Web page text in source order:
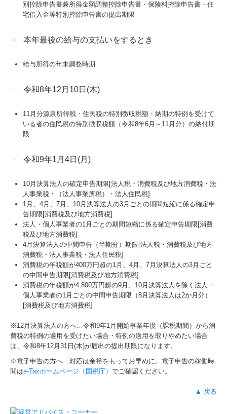
別控除申告書兼所得金額調整控除申告書・保険料控除申告書・住
宅借入金等特別控除申告書の提出期限
本年最後の給与の支払いをするとき
給与所得の年末調整時期
令和8年12月10日(木)
11月分源泉所得税・住民税の特別徴収税額・納期の特例を受けて
いる者の住民税の特別徴収税額（令和8年6月～11月分）の納付期
限
令和9年1月4日(月)
10月決算法人の確定申告期限[法人税・消費税及び地方消費税・法
人事業税・（法人事業所税）・法人住民税]
1月、4月、7月、10月決算法人の3月ごとの期間短縮に係る確定申
告期限[消費税及び地方消費税]
法人・個人事業者の1月ごとの期間短縮に係る確定申告期限[消費
税及び地方消費税]
4月決算法人の中間申告（半期分）期限[法人税・消費税及び地方
消費税・法人事業税・法人住民税]
消費税の年税額が400万円超の1月、4月、7月決算法人の3月ごと
の中間申告期限[消費税及び地方消費税]
消費税の年税額が4,800万円超の9月、10月決算法人を除く法人・
個人事業者の1月ごとの中間申告期限（8月決算法人は2か月分）
[消費税及び地方消費税]
※12月決算法人の方へ…令和9年1月開始事業年度（課税期間）から消
費税の特例の適用を受けたい場合・特例の適用を取りやめたい場合
は、令和8年12月31日(木)が届出の提出期限になります。
※電子申告の方へ…対応は余裕をもってお早めに。電子申告の稼働時
間はe-Taxホームページ（国税庁） でご確認ください。
▲ 戻る